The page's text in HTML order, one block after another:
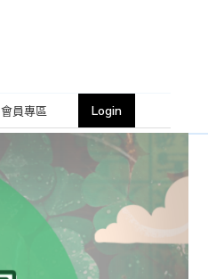
會員專區 Login